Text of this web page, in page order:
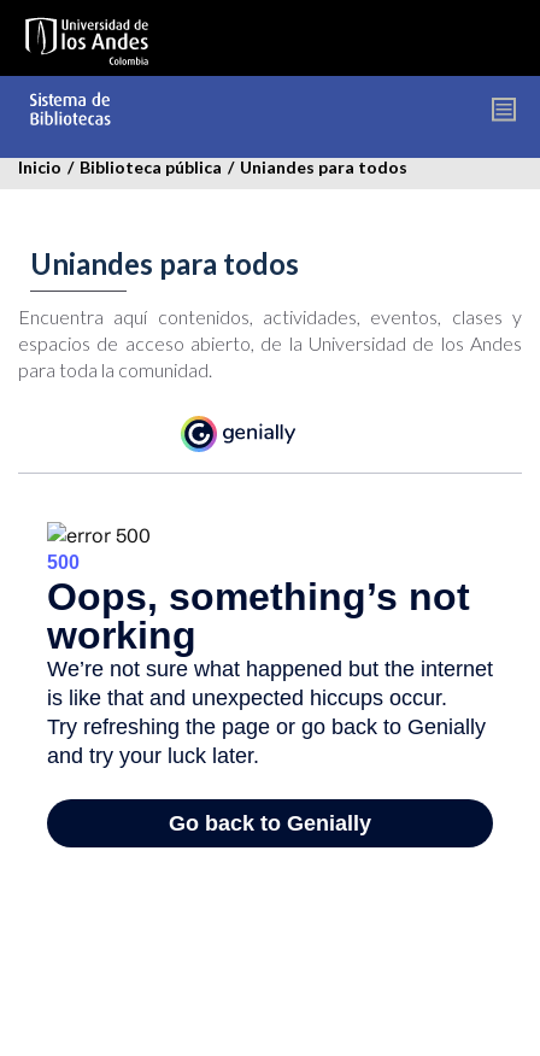
contenido
Inicio / Biblioteca pública / Uniandes para todos
Uniandes para todos
Encuentra aquí contenidos, actividades, eventos, clases y
espacios de acceso abierto, de la Universidad de los Andes
para toda la comunidad.